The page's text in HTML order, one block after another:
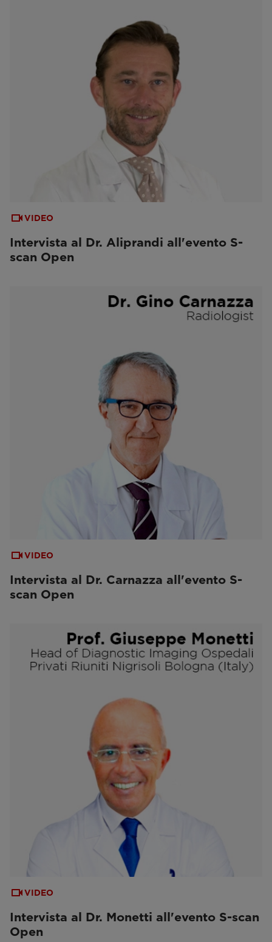
VIDEO
Intervista al Dr. Aliprandi all'evento S-
scan Open
VIDEO
Intervista al Dr. Carnazza all'evento S-
scan Open
VIDEO
Intervista al Dr. Monetti all'evento S-scan
Open